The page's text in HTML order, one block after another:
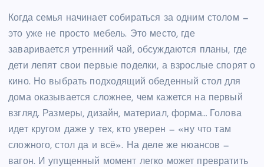
Когда семья начинает собираться за одним столом —
это уже не просто мебель. Это место, где
заваривается утренний чай, обсуждаются планы, где
дети лепят свои первые поделки, а взрослые спорят о
кино. Но выбрать подходящий обеденный стол для
дома оказывается сложнее, чем кажется на первый
взгляд. Размеры, дизайн, материал, форма… Голова
идет кругом даже у тех, кто уверен — «ну что там
сложного, стол да и всё». На деле же нюансов —
вагон. И упущенный момент легко может превратить